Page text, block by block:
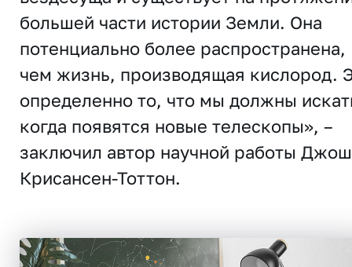
большей части истории Земли. Она
потенциально более распространена,
чем жизнь, производящая кислород.
определенно то, что мы должны
когда появятся новые телескопы», –
заключил автор научной работы
Крисансен-Тоттон.